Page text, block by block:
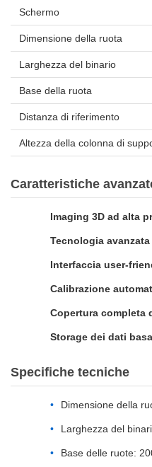
Schermo
Dimensione della ruota
Larghezza del binario
Base della ruota
Distanza di riferimento
Altezza della colonna di
Caratteristiche
Imaging 3D ad alta
Tecnologia
Interfaccia user-
Calibrazione
Copertura completa
Storage dei dati
Specifiche tecniche
Dimensione della
Larghezza del
Base delle ruote: